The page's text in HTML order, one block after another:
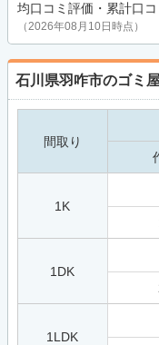
均口コミ評価・累計口コ
（2026年08月10日時点）
石川県羽咋市のゴミ
間取り
1K
1DK
1LDK